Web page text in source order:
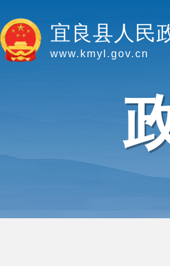
宜良县人民
www.kmyl.gov.cn